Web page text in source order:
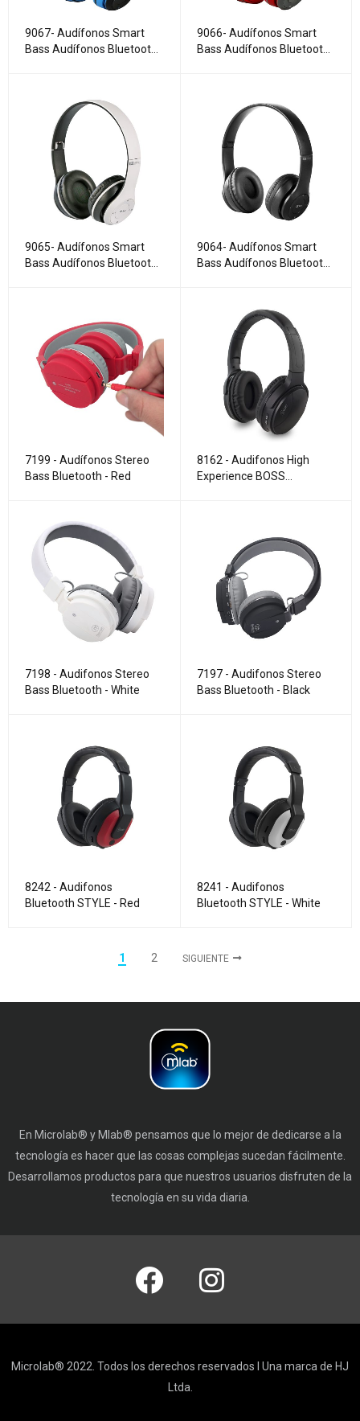
9067- Audífonos Smart
Bass Audífonos Bluetooth
9066- Audífonos Smart
Bass Audífonos Bluetooth
9065- Audífonos Smart
Bass Audífonos Bluetooth
9064- Audífonos Smart
Bass Audífonos Bluetooth
7199 - Audífonos Stereo
Bass Bluetooth - Red
8162 - Audifonos High
Experience BOSS
7198 - Audifonos Stereo
Bass Bluetooth - White
7197 - Audifonos Stereo
Bass Bluetooth - Black
8242 - Audifonos
Bluetooth STYLE - Red
8241 - Audifonos
Bluetooth STYLE - White
1 2 SIGUIENTE
En Microlab® y Mlab® pensamos que lo mejor de dedicarse a la
tecnología es hacer que las cosas complejas sucedan fácilmente.
Desarrollamos productos para que nuestros usuarios disfruten de la
tecnología en su vida diaria.
Microlab® 2022. Todos los derechos reservados I Una marca de HJ
Ltda.